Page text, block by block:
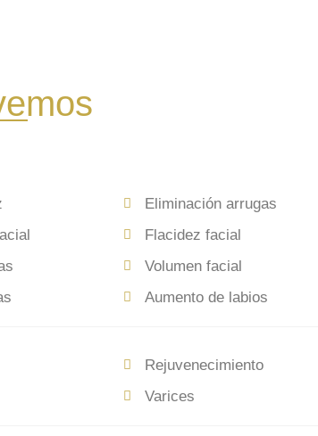
Eliminación arrugas
Flacidez facial
Volumen facial
Aumento de labios
Rejuvenecimiento
Varices